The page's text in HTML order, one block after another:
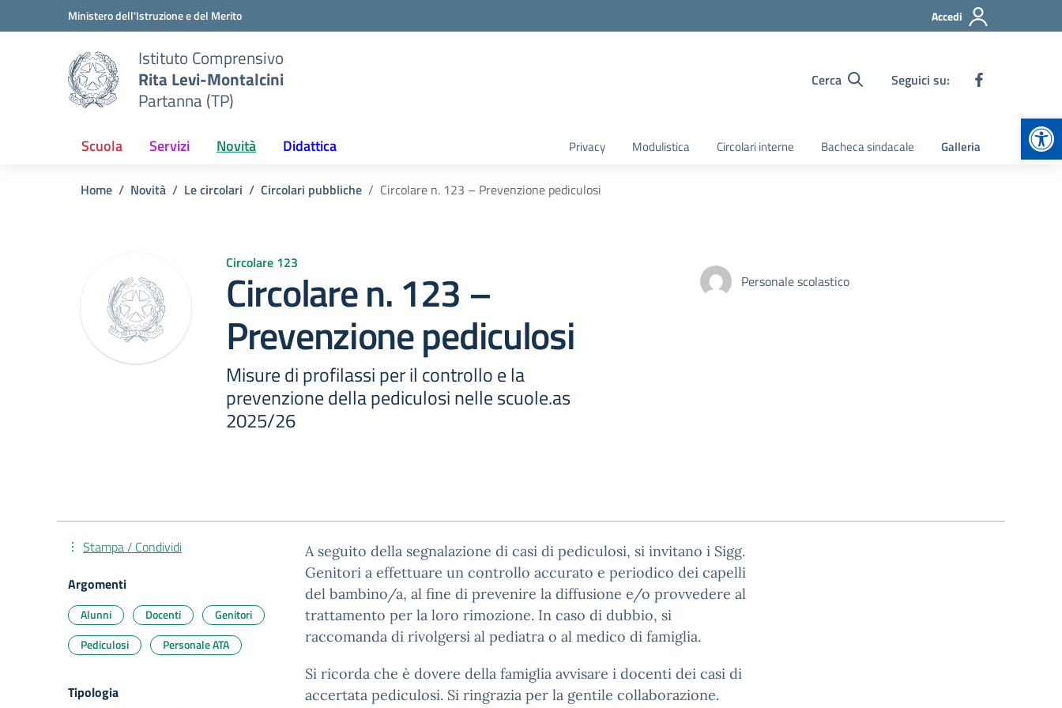
Vai ai contenuti
Vai al menu di navigazioneMinistero dell'Istruzione e del Merito Accedi
Istituto Comprensivo
Rita Levi-Montalcini
Partanna (TP)
Cerca Seguici su:
Scuola Servizi Novità Didattica Privacy Modulistica Circolari interne Bacheca sindacale Galleria
Home Novità Le circolari Circolari pubbliche Circolare n. 123 – Prevenzione pediculosi
Circolare 123
Circolare n. 123 –
Prevenzione pediculosi
Misure di profilassi per il controllo e la
prevenzione della pediculosi nelle scuole.as
2025/26
Personale scolastico
A seguito della segnalazione di casi di pediculosi, si invitano i Sigg.
Genitori a effettuare un controllo accurato e periodico dei capelli
del bambino/a, al fine di prevenire la diffusione e/o provvedere al
trattamento per la loro rimozione. In caso di dubbio, si
raccomanda di rivolgersi al pediatra o al medico di famiglia.
Si ricorda che è dovere della famiglia avvisare i docenti dei casi di
accertata pediculosi. Si ringrazia per la gentile collaborazione.
Stampa / Condividi
Argomenti
Alunni Docenti
Genitori
Pediculosi
Personale ATA
Tipologia